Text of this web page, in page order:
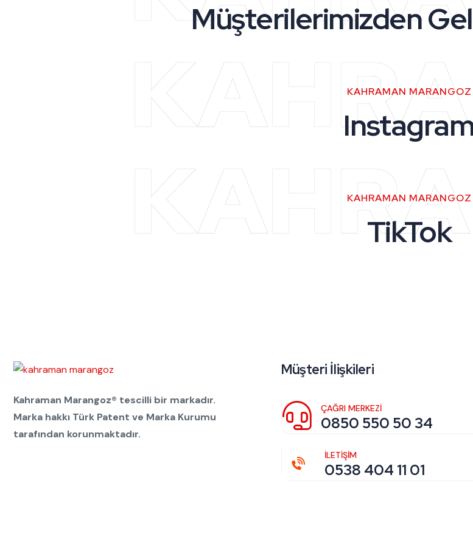
Müşterilerimizden
KAHRAMAN MARANGOZ
KAHRAMAN MARANGOZ
TikTok
Kahraman Marangoz® tescilli bir markadır.
Marka hakkı Türk Patent ve Marka Kurumu
tarafından korunmaktadır.
Müşteri İlişkileri
ÇAĞRI MERKEZİ
0850 550 50 34
İLETİŞİM
0538 404 11 01